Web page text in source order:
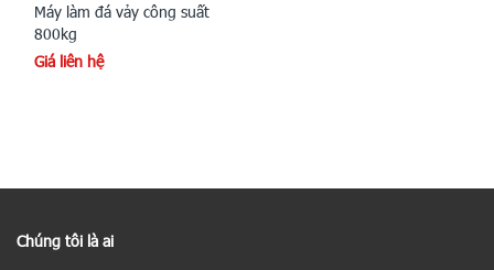
Máy làm đá vảy công suất
800kg
Giá liên hệ
Chúng tôi là ai